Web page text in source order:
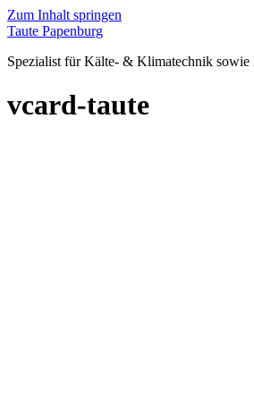
Zum Inhalt springen
Taute Papenburg
Spezialist für Kälte- & Klimatechnik
vcard-taute